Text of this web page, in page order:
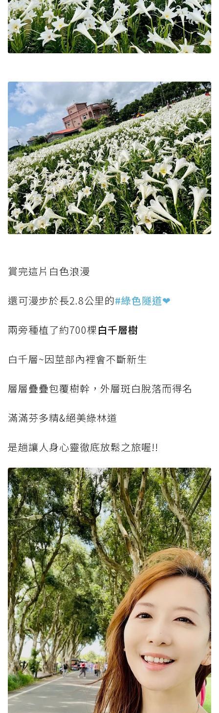
賞完這片白色浪漫
還可漫步於長2.8公里的#綠色隧道❤
兩旁種植了約700棵白千層樹
白千層~因莖部內裡會不斷新生
層層疊疊包覆樹幹，外層斑白脫落而得名
滿滿芬多精&絕美綠林道
是趟讓人身心靈徹底放鬆之旅喔!!